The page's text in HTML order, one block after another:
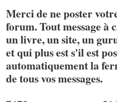
Merci de ne poster
forum. Tout message
un livre, un site, un
et qui plus est s'il est
automatiquement la
de tous vos messages.